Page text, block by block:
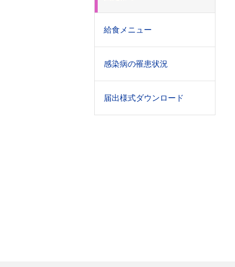
給食メニュー
感染病の罹患状況
届出様式ダウンロード